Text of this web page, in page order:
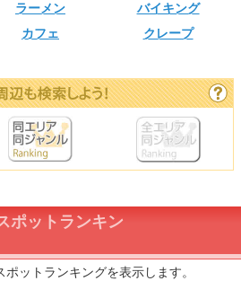
ラーメン
バイキング
カフェ クレープ
ポットランキン
ットランキングを表示します。